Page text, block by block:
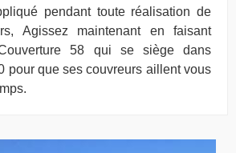
pendant toute réalisation de
Agissez maintenant en faisant
58 qui se siège dans
pour que ses couvreurs aillent vous